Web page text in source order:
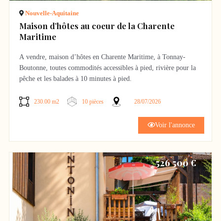
non compris l’activité laser game seminaires etc… Ce bien
activité touristique, qu’à une résidence secondaire familiale, avec
un fort potentiel de rentabilité. Pour plus d’information, visitez
notre site www.gite-chateau-rousset.com Possibilité de conserver
la totalité du mobilier, de l’électroménager HIFI TV, de la
vaisselle, de la lingerie et du site internet avec les comptes des
9) pour être prêt à l’exploitation le jour même de la signature
Nouvelle-Aquitaine
Maison d’hôtes au coeur de la Charente
Maritime
A vendre, maison d’hôtes en Charente Maritime, à Tonnay-
Boutonne, toutes commodités accessibles à pied, rivière pour la
pêche et les balades à 10 minutes à pied.
Belle charentaise de 233m2, alliant charme de l’ancien et
Aucun travaux à prévoir. Au rez-de-chaussée, entrée avec wc et
buanderie donnant sur une salle à manger (ou salon pour les
douche privative dont une au rez-de-chaussée. Une cinquième
chambre avec salle de bain est disponible à l’étage ainsi qu’une
pièce à aménager selon vos goûts : bibliothèque, atelier créatif…
Garage attenant
Terrain de 2800m2 constructible
DPE C, Chaudière gaz de 2025, Tout à l’égout
230.00 m2 10 pièces 28/07/2026
Voir l'annonce
526 500 €